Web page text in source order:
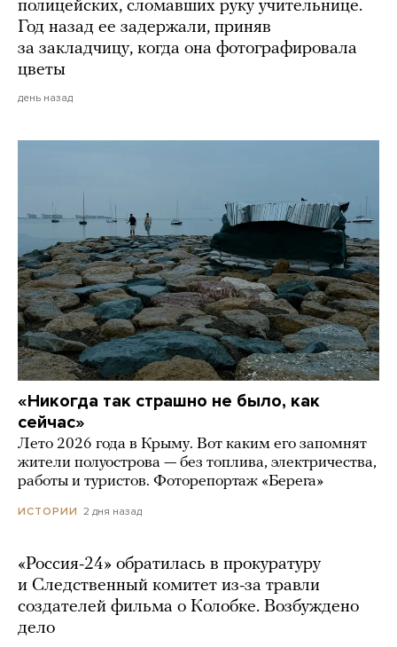
полицейских, сломавших руку учительнице.
Год назад ее задержали, приняв
за закладчицу, когда она фотографировала
цветы
день назад
«Никогда так страшно не было, как
сейчас»
Лето 2026 года в Крыму. Вот каким его запомнят
жители полуострова — без топлива, электричества,
работы и туристов. Фоторепортаж «Берега»
ИСТОРИИ 2 дня назад
«Россия-24» обратилась в прокуратуру
и Следственный комитет из-за травли
создателей фильма о Колобке. Возбуждено
дело